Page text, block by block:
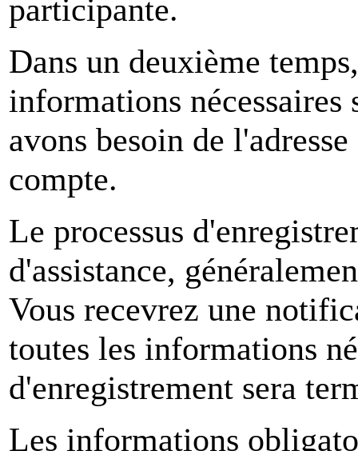
participante.
Dans un deuxième
informations
avons besoin de
compte.
Le processus
d'assistance,
Vous recevrez une
toutes les informations
d'enregistrement sera
Les informations